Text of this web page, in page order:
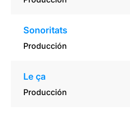
Sonoritats
Producción
Le ça
Producción